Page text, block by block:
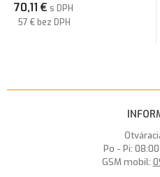
70,11 € s DPH
57 € bez DPH
Po - Pi:
GSM mobil: